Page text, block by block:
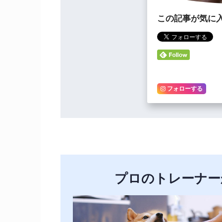
この記事が気に
フォローする
プロのトレーナ